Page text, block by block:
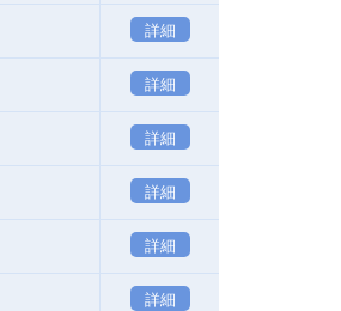
詳細
詳細
詳細
詳細
詳細
詳細